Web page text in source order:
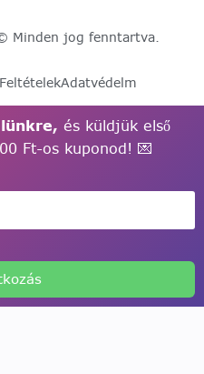
Minden jog fenntartva.
Adatvédelm
és küldjük első
Ft-os kuponod! 💌